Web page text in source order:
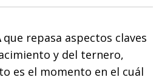
que repasa aspectos claves
y del ternero,
es el momento en el cuál